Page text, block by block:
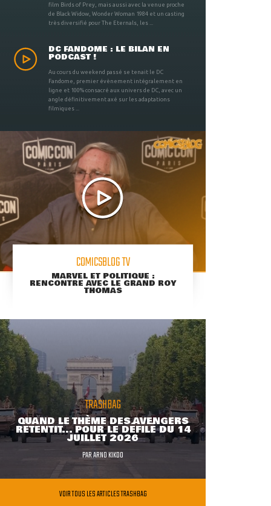
film Birds of Prey, mais aussi avec la venue proche
de Black Widow, Wonder Woman 1984 et un casting
très diversifié pour The Eternals, les ...
DC FANDOME : LE BILAN EN
PODCAST !
Au cours du weekend passé se tenait le DC
Fandome, premier évènement intégralement en
ligne et 100% consacré aux univers de DC, avec un
angle définitivement axé sur les adaptations
filmiques ...
COMICSBLOG TV
MARVEL ET POLITIQUE :
RENCONTRE AVEC LE GRAND ROY
THOMAS
TRASHBAG
QUAND LE THÈME DES AVENGERS
RETENTIT... POUR LE DÉFILÉ DU 14
JUILLET 2026
PARARNO KIKOO
VOIR TOUS LES ARTICLES TRASHBAG